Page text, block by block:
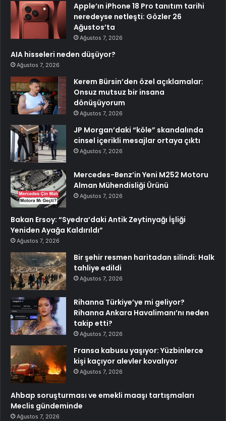
Apple’ın iPhone 18 Pro tanıtım tarihi
neredeyse netleşti: Gözler 26
Ağustos’ta
Ağustos 7, 2026
AIA hisseleri neden düşüyor?
Ağustos 7, 2026
Kerem Bürsin’den özel açıklamalar:
Onsuz mutsuz bir insana
dönüşüyorum
Ağustos 7, 2026
JP Morgan’daki “köle” skandalında
cinsel içerikli mesajlar ortaya çıktı
Ağustos 7, 2026
Mercedes-Benz’in Yeni M252 Motoru
Alman Mühendisliği Ürünü
Ağustos 7, 2026
Bakan Ersoy: “Syedra’daki Antik Zeytinyağı İşliği
Yeniden Ayağa Kaldırıldı”
Ağustos 7, 2026
Bir şehir resmen haritadan silindi: Halk
tahliye edildi
Ağustos 7, 2026
Rihanna Türkiye’ye mi geliyor?
Rihanna Ankara Havalimanı’nı neden
takip etti?
Ağustos 7, 2026
Fransa kabusu yaşıyor: Yüzbinlerce
kişi kaçıyor alevler kovalıyor
Ağustos 7, 2026
Ahbap soruşturması ve emekli maaşı tartışmaları
Meclis gündeminde
Ağustos 7, 2026